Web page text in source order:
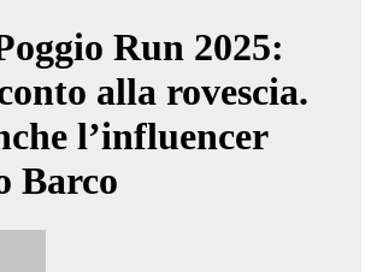
Run 2025:
alla rovescia.
l’influencer
Barco